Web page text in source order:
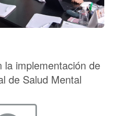
implementación de
de Salud Mental